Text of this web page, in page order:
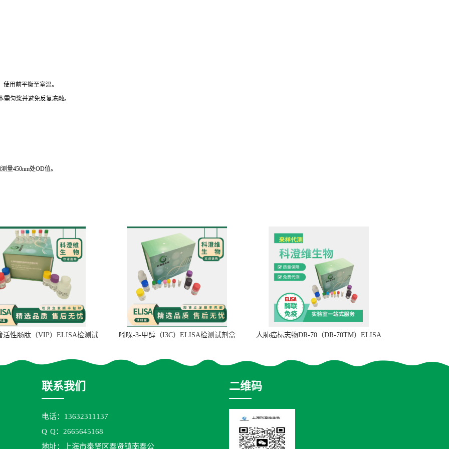
用前平衡至室温。
需匀浆并避免反复冻融。
量450nm处OD值。
活性肠肽（VIP）ELISA检测试
吲哚-3-甲醇（I3C）ELISA检测试剂盒
人肺癌标志物DR-70（DR-70TM）ELISA
联系我们
电话：13632311137
Q Q：2665645168
地址：上海市奉贤区奉贤镇南奉公
二维码